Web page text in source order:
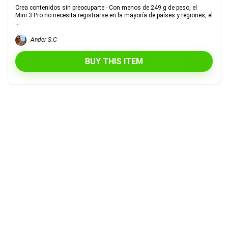
Crea contenidos sin preocuparte - Con menos de 249 g de peso, el
Mini 3 Pro no necesita registrarse en la mayoría de países y regiones, el
...
Ander S.C
BUY THIS ITEM